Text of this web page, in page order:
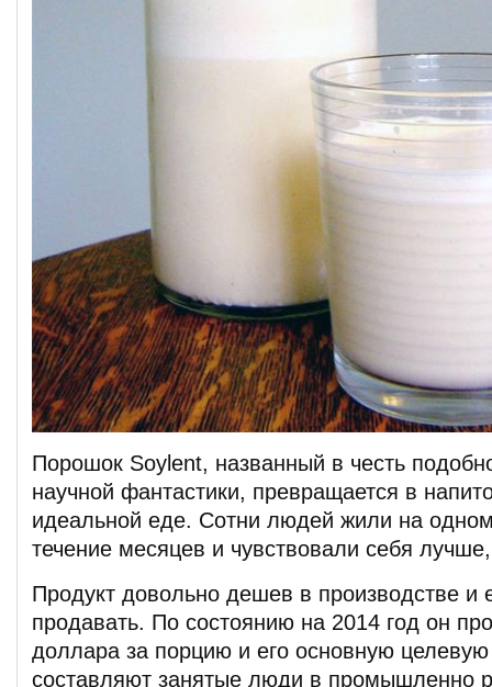
Порошок Soylent, названный в честь
научной фантастики, превращается в
идеальной еде. Сотни людей жили на
течение месяцев и чувствовали себя
Продукт довольно дешев в производстве и
продавать. По состоянию на 2014 год он
доллара за порцию и его основную
составляют занятые люди в промышленно